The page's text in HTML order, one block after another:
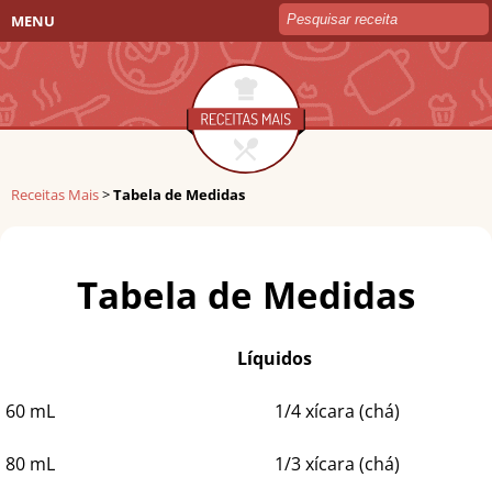
MENU
Receitas Mais>Tabela de Medidas
Tabela de Medidas
Líquidos
60 mL 1/4 xícara (chá)
80 mL 1/3 xícara (chá)